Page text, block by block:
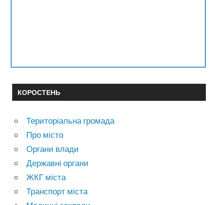
КОРОСТЕНЬ
Територіальна громада
Про місто
Органи влади
Державні органи
ЖКГ міста
Транспорт міста